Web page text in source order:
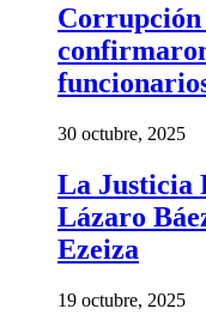
30 octubre, 2025
La Justicia
Lázaro
Ezeiza
19 octubre, 2025